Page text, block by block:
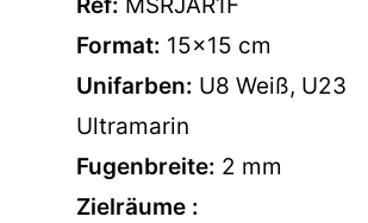
Ref: MSRJAR1F
Format: 15×15 cm
Unifarben: U8 Weiß, U23
Ultramarin
Fugenbreite: 2 mm
Zielräume :